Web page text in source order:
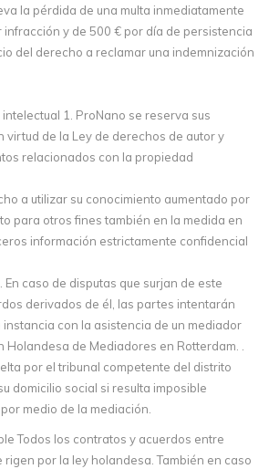
la pérdida de una multa inmediatamente
infracción y de 500 € por día de persistencia
del derecho a reclamar una indemnización
1. ProNano se reserva sus
virtud de la Ley de derechos de autor y
relacionados con la propiedad
a utilizar su conocimiento aumentado por
para otros fines también en la medida en
información estrictamente confidencial
En caso de disputas que surjan de este
derivados de él, las partes intentarán
con la asistencia de un mediador
Holandesa de Mediadores en Rotterdam. .
por el tribunal competente del distrito
domicilio social si resulta imposible
medio de la mediación.
Todos los contratos y acuerdos entre
rigen por la ley holandesa. También en caso